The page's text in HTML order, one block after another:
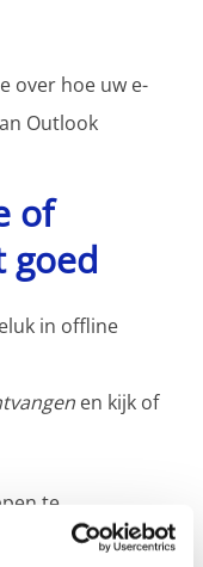
over hoe uw e-
Outlook
of
goed
in offline
en kijk of
te